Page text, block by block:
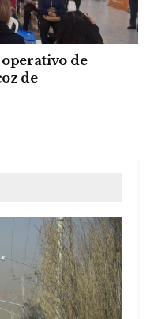
de
de